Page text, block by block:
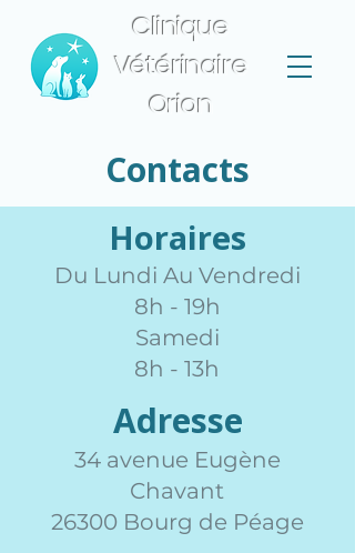
Clinique
Vétérinaire
Orion
Contacts
Horaires​
Du Lundi Au Vendredi
8h - 19h
Samedi
8h - 13h
Adresse
34 avenue Eugène
Chavant
26300 Bourg de Péage